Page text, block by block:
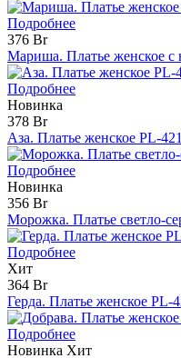
Подробнее
376 Br
Мариша. Платье женское
Подробнее
Новинка
378 Br
Аза. Платье женское PL-
Подробнее
Новинка
356 Br
Морожка. Платье светло-
Подробнее
Хит
364 Br
Герда. Платье женское PL-
Подробнее
Новинка Хит